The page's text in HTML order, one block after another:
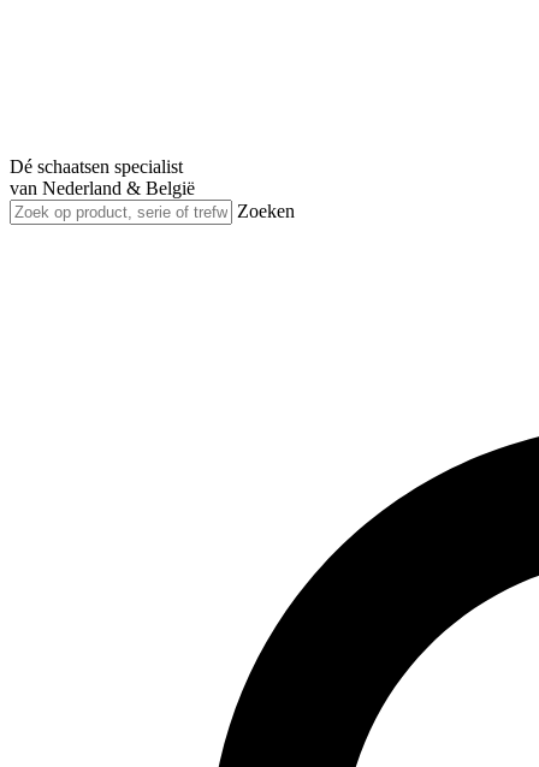
Dé schaatsen specialist
van Nederland & België
Zoeken